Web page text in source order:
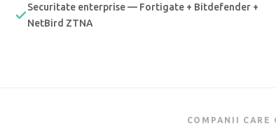
Securitate enterprise — Fortigate + Bitdefender +
NetBird ZTNA
COMPANII CARE